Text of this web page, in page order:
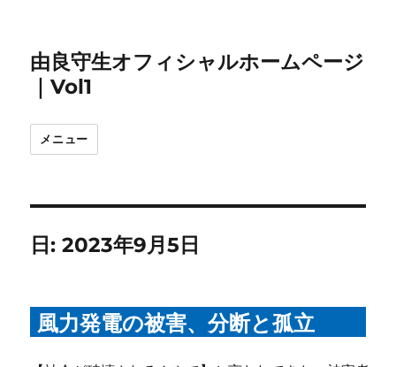
由良守生オフィシャルホームページ
｜Vol1
メニュー
日:2023年9月5日
風力発電の被害、分断と孤立